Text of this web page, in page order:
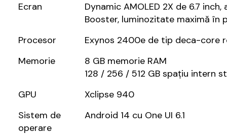
Ecran
Dynamic AMOLED 2X de 6.7
Booster, luminozitate maximă în
Procesor
Exynos 2400e de tip deca-core
Memorie
8 GB memorie RAM
128 / 256 / 512 GB spațiu intern
GPU
Xclipse 940
Sistem de
operare
Android 14 cu One UI 6.1